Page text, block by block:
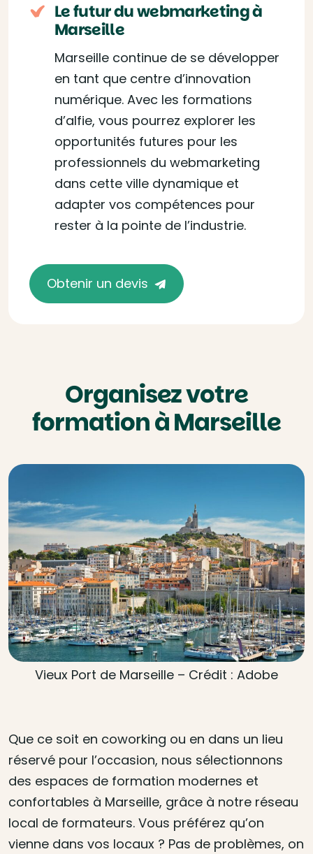
Le futur du webmarketing à
Marseille
Marseille continue de se développer
en tant que centre d’innovation
numérique. Avec les formations
d’alfie, vous pourrez explorer les
opportunités futures pour les
professionnels du webmarketing
dans cette ville dynamique et
adapter vos compétences pour
rester à la pointe de l’industrie.
Obtenir un devis
Organisez votre
formation à Marseille
Vieux Port de Marseille – Crédit : Adobe
Que ce soit en coworking ou en dans un lieu
réservé pour l’occasion, nous sélectionnons
des espaces de formation modernes et
confortables à Marseille, grâce à notre réseau
local de formateurs. Vous préférez qu’on
vienne dans vos locaux ? Pas de problèmes, on